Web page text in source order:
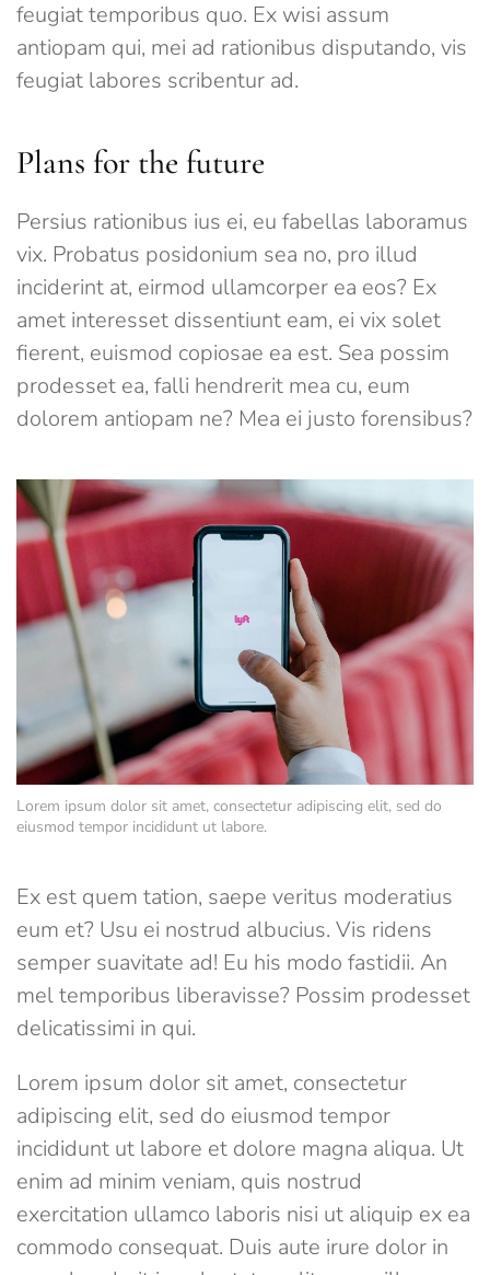
feugiat temporibus quo. Ex wisi assum
antiopam qui, mei ad rationibus disputando, vis
feugiat labores scribentur ad.
Plans for the future
Persius rationibus ius ei, eu fabellas laboramus
vix. Probatus posidonium sea no, pro illud
inciderint at, eirmod ullamcorper ea eos? Ex
amet interesset dissentiunt eam, ei vix solet
fierent, euismod copiosae ea est. Sea possim
prodesset ea, falli hendrerit mea cu, eum
dolorem antiopam ne? Mea ei justo forensibus?
Lorem ipsum dolor sit amet, consectetur adipiscing elit, sed do
eiusmod tempor incididunt ut labore.
Ex est quem tation, saepe veritus moderatius
eum et? Usu ei nostrud albucius. Vis ridens
semper suavitate ad! Eu his modo fastidii. An
mel temporibus liberavisse? Possim prodesset
delicatissimi in qui.
Lorem ipsum dolor sit amet, consectetur
adipiscing elit, sed do eiusmod tempor
incididunt ut labore et dolore magna aliqua. Ut
enim ad minim veniam, quis nostrud
exercitation ullamco laboris nisi ut aliquip ex ea
commodo consequat. Duis aute irure dolor in